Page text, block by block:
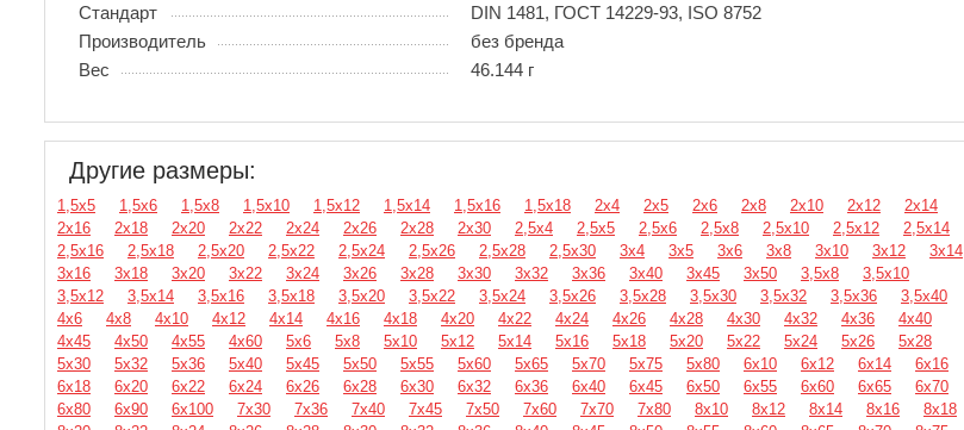
Стандарт
DIN 1481, ГОСТ 14229-93, ISO 8752
Производитель
без бренда
Вес
46.144 г
Другие размеры:
1,5х5 1,5х6 1,5х8 1,5х10 1,5х12 1,5х14 1,5х16 1,5х18 2х4 2х5 2х6 2х8 2х10 2х12
2х14
2х16
2х18 2х20 2х22 2х24 2х26 2х28 2х30 2,5х4 2,5х5 2,5х6 2,5х8 2,5х10 2,5х12
2,5х14
2,5х16
2,5х18 2,5х20 2,5х22 2,5х24 2,5х26 2,5х28 2,5х30 3х4 3х5 3х6 3х8 3х10 3х12
3х14
3х16
3х18 3х20 3х22 3х24 3х26 3х28 3х30 3х32 3х36 3х40 3х45 3х50 3,5х8
3,5х10
3,5х12
3,5х14 3,5х16 3,5х18 3,5х20 3,5х22 3,5х24 3,5х26 3,5х28 3,5х30 3,5х32 3,5х36
3,5х40
4х6
4х8 4х10 4х12 4х14 4х16 4х18 4х20 4х22 4х24 4х26 4х28 4х30 4х32 4х36
4х40
4х45
4х50 4х55 4х60 5х6 5х8 5х10 5х12 5х14 5х16 5х18 5х20 5х22 5х24 5х26
5х28
5х30
5х32 5х36 5х40 5х45 5х50 5х55 5х60 5х65 5х70 5х75 5х80 6х10 6х12 6х14
6х16
6х18
6х20 6х22 6х24 6х26 6х28 6х30 6х32 6х36 6х40 6х45 6х50 6х55 6х60 6х65
6х70
6х80
6х90 6х100 7х30 7х36 7х40 7х45 7х50 7х60 7х70 7х80 8х10 8х12 8х14 8х16
8х18